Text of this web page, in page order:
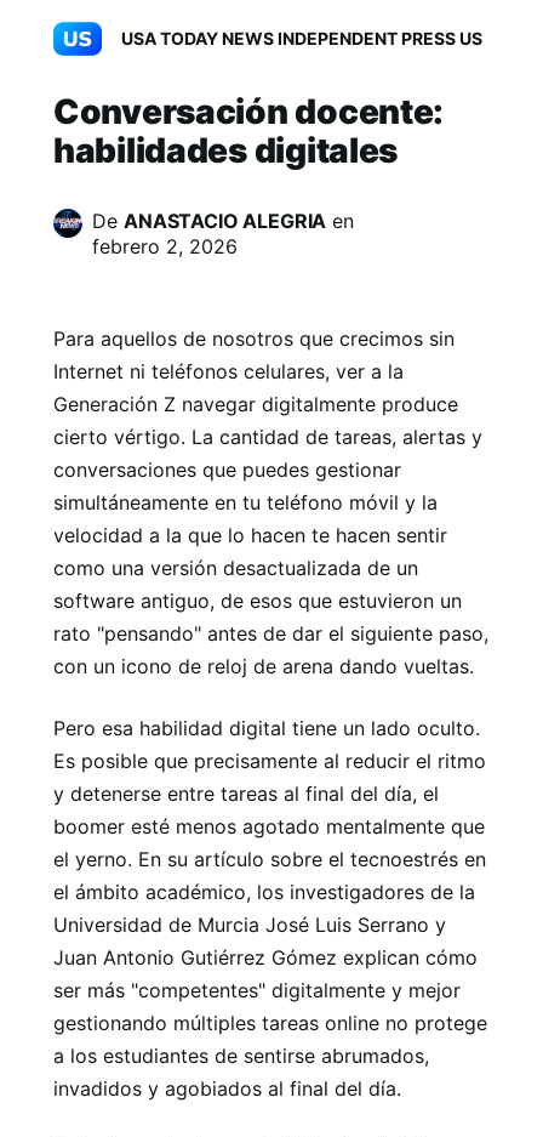
USA TODAY NEWS INDEPENDENT PRESS US
Conversación docente:
habilidades digitales
De ANASTACIO ALEGRIA en
febrero 2, 2026
Para aquellos de nosotros que crecimos sin
Internet ni teléfonos celulares, ver a la
Generación Z navegar digitalmente produce
cierto vértigo. La cantidad de tareas, alertas y
conversaciones que puedes gestionar
simultáneamente en tu teléfono móvil y la
velocidad a la que lo hacen te hacen sentir
como una versión desactualizada de un
software antiguo, de esos que estuvieron un
rato "pensando" antes de dar el siguiente paso,
con un icono de reloj de arena dando vueltas.
Pero esa habilidad digital tiene un lado oculto.
Es posible que precisamente al reducir el ritmo
y detenerse entre tareas al final del día, el
boomer esté menos agotado mentalmente que
el yerno. En su artículo sobre el tecnoestrés en
el ámbito académico, los investigadores de la
Universidad de Murcia José Luis Serrano y
Juan Antonio Gutiérrez Gómez explican cómo
ser más "competentes" digitalmente y mejor
gestionando múltiples tareas online no protege
a los estudiantes de sentirse abrumados,
invadidos y agobiados al final del día.